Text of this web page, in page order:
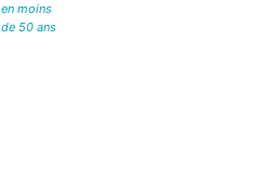
en moins
de 50 ans